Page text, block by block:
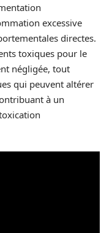
excessive
directes.
toxiques pour le
négligée, tout
qui peuvent altérer
à un